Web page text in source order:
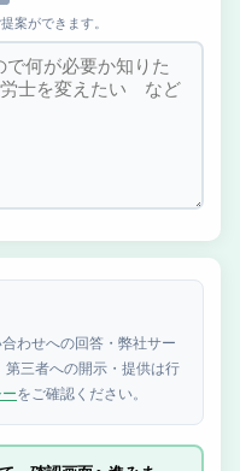
案ができます。
わせへの回答・弊社サー
第三者への開示・提供は行
をご確認ください。